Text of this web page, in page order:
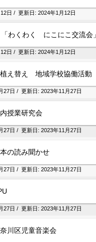
日 / 更新日: 2024年1月12日
わくわく にこにこ交流
日 / 更新日: 2024年1月12日
え替え 地域学校協働活動
27日 / 更新日: 2023年11月27日
授業研究会
27日 / 更新日: 2023年11月27日
の読み聞かせ
27日 / 更新日: 2023年11月27日
27日 / 更新日: 2023年11月27日
川区児童音楽会